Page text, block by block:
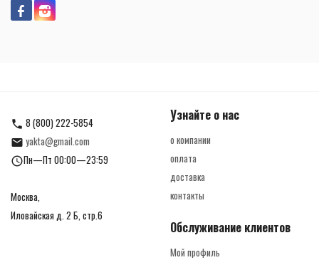
8 (800) 222-5854
yakta@gmail.com
Пн—Пт 00:00—23:59
Москва,
Иловайская д. 2 Б, стр.6
Узнайте о нас
о компании
оплата
доставка
контакты
Обслуживание клиентов
Мой профиль